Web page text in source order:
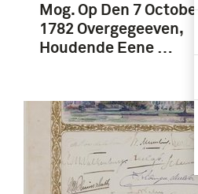
Mog. Op Den 7
1782 Overgegeeven,
Houdende Eene …